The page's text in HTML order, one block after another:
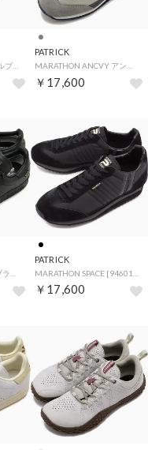
PATRICK
￥17,600
PATRICK
￥17,600